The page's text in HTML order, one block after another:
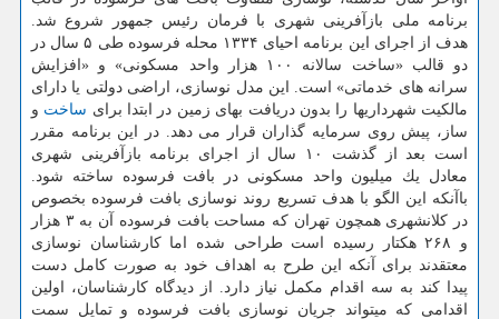
برنامه ملی بازآفرینی شهری با فرمان رئیس جمهور شروع شد.
هدف از اجرای این برنامه احیای ۱۳۳۴ محله فرسوده طی ۵ سال در
دو قالب «ساخت سالانه ۱۰۰ هزار واحد مسكونی» و «افزایش
سرانه های خدماتی» است. این مدل نوسازی، اراضی دولتی یا دارای
مالكیت شهرداری­ها را بدون دریافت بهای زمین در ابتدا برای ساخت و
ساز، پیش روی سرمایه گذاران قرار می دهد. در این برنامه مقرر
است بعد از گذشت ۱۰ سال از اجرای برنامه بازآفرینی شهری
معادل یك میلیون واحد مسكونی در بافت فرسوده ساخته شود.
باآنكه این الگو با هدف تسریع روند نوسازی بافت فرسوده بخصوص
در كلانشهری همچون تهران كه مساحت بافت فرسوده آن به ۳ هزار
و ۲۶۸ هكتار رسیده است طراحی شده اما كارشناسان نوسازی
معتقدند برای آنكه این طرح به اهداف خود به صورت كامل دست
پیدا كند به سه اقدام مكمل نیاز دارد. از دیدگاه كارشناسان، اولین
اقدامی كه می­تواند جریان نوسازی بافت فرسوده و تمایل سمت